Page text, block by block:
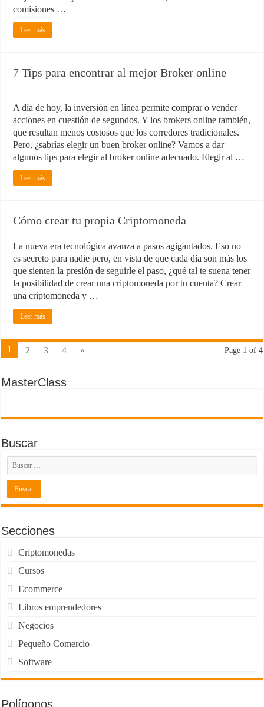
comisiones …
Leer más
7 Tips para encontrar al mejor Broker online
A día de hoy, la inversión en línea permite comprar o vender
acciones en cuestión de segundos. Y los brokers online también,
que resultan menos costosos que los corredores tradicionales.
Pero, ¿sabrías elegir un buen broker online? Vamos a dar
algunos tips para elegir al broker online adecuado. Elegir al …
Leer más
Cómo crear tu propia Criptomoneda
La nueva era tecnológica avanza a pasos agigantados. Eso no
es secreto para nadie pero, en vista de que cada día son más los
que sienten la presión de seguirle el paso, ¿qué tal te suena tener
la posibilidad de crear una criptomoneda por tu cuenta? Crear
una criptomoneda y …
Leer más
Page 1 of 4
1 2 3 4 »
MasterClass
Buscar
Secciones
Criptomonedas
Cursos
Ecommerce
Libros emprendedores
Negocios
Pequeño Comercio
Software
Polígonos